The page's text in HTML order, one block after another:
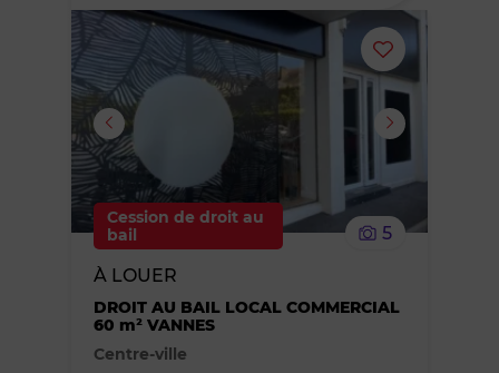
Ajouter
ou
des
Cession de droit au
bail
5
À LOUER
DROIT AU BAIL LOCAL COMMERCIAL
60 m² VANNES
Centre-ville